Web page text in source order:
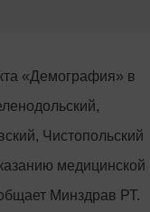
«Демография» в
Чистопольский
медицинской
Минздрав РТ.